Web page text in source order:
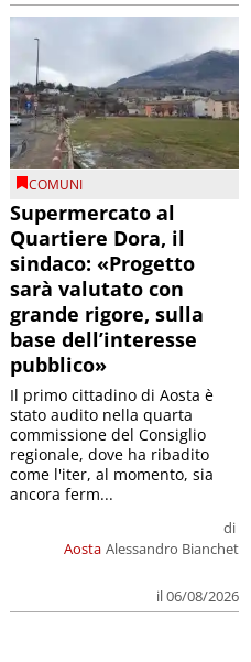
COMUNI
Supermercato al
Quartiere Dora, il
sindaco: «Progetto
sarà valutato con
grande rigore, sulla
base dell’interesse
pubblico»
Aosta
di
Alessandro Bianchet
il 06/08/2026
Il primo cittadino di Aosta è
stato audito nella quarta
commissione del Consiglio
regionale, dove ha ribadito
come l'iter, al momento, sia
ancora ferm...